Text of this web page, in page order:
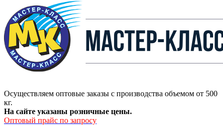
Осуществляем оптовые заказы с производства объемом от 500
кг.
На сайте указаны розничные цены.
Оптовый прайс по запросу